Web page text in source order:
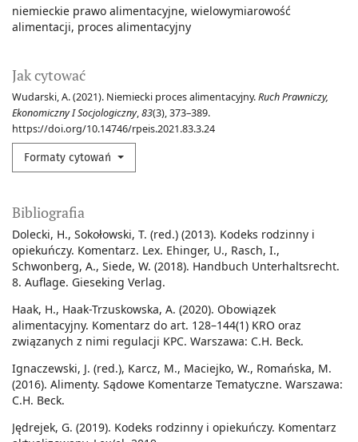
niemieckie prawo alimentacyjne wielowymiarowość
alimentacji proces alimentacyjny
Jak cytować
Wudarski, A. (2021). Niemiecki proces alimentacyjny.Ruch Prawniczy,
Ekonomiczny I Socjologiczny,83(3), 373–389.
https://doi.org/10.14746/rpeis.2021.83.3.24
Formaty cytowań
Bibliografia
Dolecki, H., Sokołowski, T. (red.) (2013). Kodeks rodzinny i
opiekuńczy. Komentarz. Lex. Ehinger, U., Rasch, I.,
Schwonberg, A., Siede, W. (2018). Handbuch Unterhaltsrecht.
8. Auflage. Gieseking Verlag.
Haak, H., Haak-Trzuskowska, A. (2020). Obowiązek
alimentacyjny. Komentarz do art. 128–144(1) KRO oraz
związanych z nimi regulacji KPC. Warszawa: C.H. Beck.
Ignaczewski, J. (red.), Karcz, M., Maciejko, W., Romańska, M.
(2016). Alimenty. Sądowe Komentarze Tematyczne. Warszawa:
C.H. Beck.
Jędrejek, G. (2019). Kodeks rodzinny i opiekuńczy. Komentarz